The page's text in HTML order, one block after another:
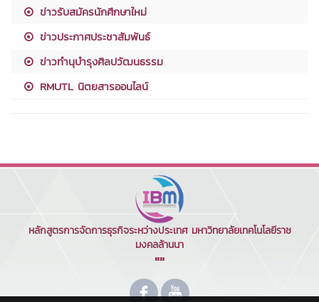
ข่าวรับสมัครนักศึกษาใหม่
ข่าวประกาศประชาสัมพันธ์
ข่าวทำนุบำรุงศิลปวัฒนธรรม
RMUTL นิตยสารออนไลน์
หลักสูตรการจัดการธุรกิจระหว่างประเทศ มหาวิทยาลัยเทคโนโลยีราช
มงคลล้านนา
""